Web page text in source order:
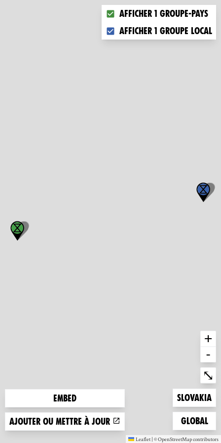
Choose what you want to
Afficher 1 groupe-pays
Afficher 1 groupe local
Embed
Ajouter ou mettre à jour
+
-
⤡
Zoom to
Slovakia
Zoom to
Global
Leaflet | ©OpenStreetMapcontributors